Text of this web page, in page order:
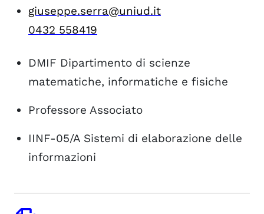
giuseppe.serra@uniud.it
0432 558419
DMIF Dipartimento di scienze
matematiche, informatiche e fisiche
Professore Associato
IINF-05/A Sistemi di elaborazione delle
informazioni